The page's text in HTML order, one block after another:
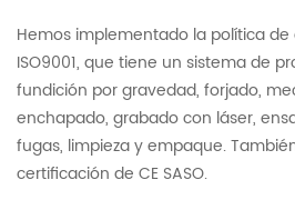
Hemos implementado la política
ISO9001, que tiene un sistema de
fundición por gravedad, forjado,
enchapado, grabado con láser,
fugas, limpieza y empaque.
certificación de CE SASO.